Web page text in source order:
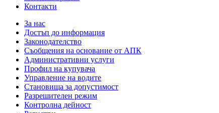
Контакти
За нас
Достъп до информация
Законодателство
Съобщения на основание от АПК
Административни услуги
Профил на купувача
Управление на водите
Становища за допустимост
Разрешителен режим
Контролна дейност